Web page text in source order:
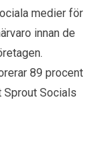
medier för
innan de
89 procent
Sprout Socials